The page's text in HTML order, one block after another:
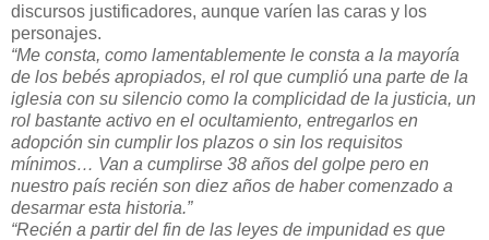
discursos justificadores, aunque varíen las caras y los
personajes.
“Me consta, como lamentablemente le consta a la mayoría
de los bebés apropiados, el rol que cumplió una parte de la
iglesia con su silencio como la complicidad de la justicia, un
rol bastante activo en el ocultamiento, entregarlos en
adopción sin cumplir los plazos o sin los requisitos
mínimos… Van a cumplirse 38 años del golpe pero en
nuestro país recién son diez años de haber comenzado a
desarmar esta historia.”
“Recién a partir del fin de las leyes de impunidad es que